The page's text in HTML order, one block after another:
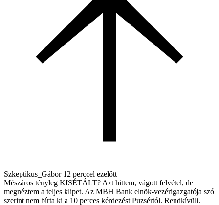
Szkeptikus_Gábor 12 perccel ezelőtt
Mészáros tényleg KISÉTÁLT? Azt hittem, vágott felvétel, de
megnéztem a teljes klipet. Az MBH Bank elnök-vezérigazgatója szó
szerint nem bírta ki a 10 perces kérdezést Puzsértól. Rendkívüli.